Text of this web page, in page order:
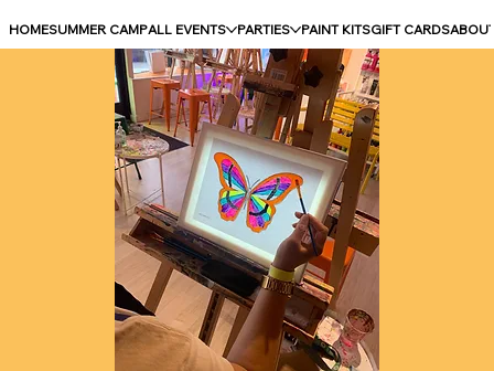
HOMESUMMER CAMPALL EVENTS PARTIES PAINT KITSGIFT CARDS